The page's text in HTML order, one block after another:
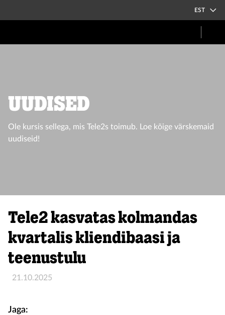
EST
UUDISED
Ole kursis sellega, mis Tele2s toimub. Loe kõige värskemaid
uudiseid!
Tele2 kasvatas kolmandas
kvartalis kliendibaasi ja
teenustulu
21.10.2025
Jaga: